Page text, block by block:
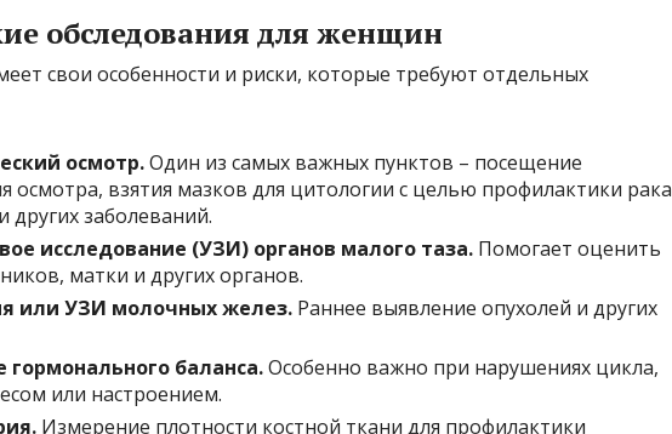
обследования для женщин
свои особенности и риски, которые требуют отдельных
осмотр.Один из самых важных пунктов – посещение
осмотра, взятия мазков для цитологии с целью профилактики рака
других заболеваний.
исследование (УЗИ) органов малого таза. Помогает оценить
матки и других органов.
или УЗИ молочных желез. Раннее выявление опухолей и других
баланса.Особенно важно при нарушениях цикла,
или настроением.
Измерение плотности костной ткани для профилактики